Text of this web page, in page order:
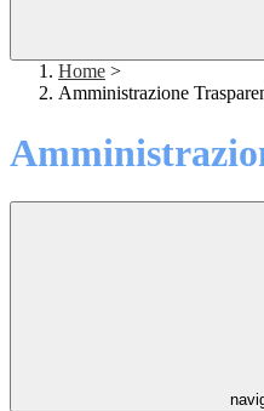
Home >
Amministrazione